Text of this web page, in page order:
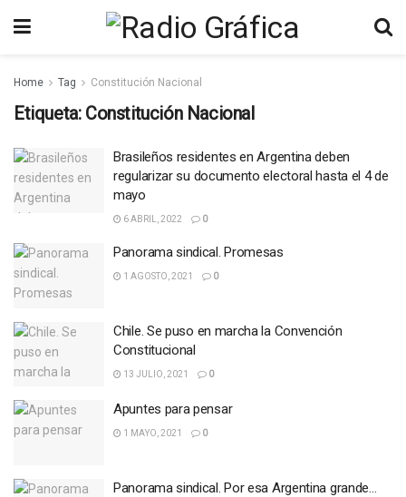
Home Tag Constitución Nacional
Etiqueta: Constitución Nacional
Brasileños residentes en Argentina deben
regularizar su documento electoral hasta el 4 de
mayo
6 ABRIL, 2022 0
Panorama sindical. Promesas
1 AGOSTO, 2021 0
Chile. Se puso en marcha la Convención
Constitucional
13 JULIO, 2021 0
Apuntes para pensar
1 MAYO, 2021 0
Panorama sindical. Por esa Argentina grande…